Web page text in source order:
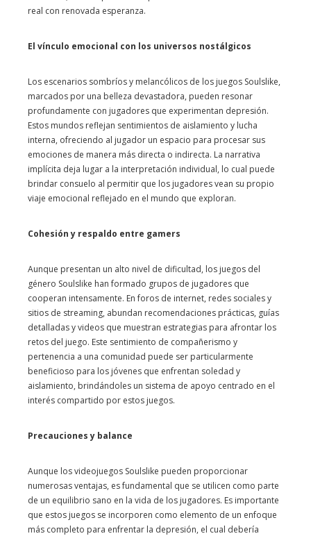
real con renovada esperanza.
El vínculo emocional con los universos nostálgicos
Los escenarios sombríos y melancólicos de los juegos Soulslike,
marcados por una belleza devastadora, pueden resonar
profundamente con jugadores que experimentan depresión.
Estos mundos reflejan sentimientos de aislamiento y lucha
interna, ofreciendo al jugador un espacio para procesar sus
emociones de manera más directa o indirecta. La narrativa
implícita deja lugar a la interpretación individual, lo cual puede
brindar consuelo al permitir que los jugadores vean su propio
viaje emocional reflejado en el mundo que exploran.
Cohesión y respaldo entre gamers
Aunque presentan un alto nivel de dificultad, los juegos del
género Soulslike han formado grupos de jugadores que
cooperan intensamente. En foros de internet, redes sociales y
sitios de streaming, abundan recomendaciones prácticas, guías
detalladas y videos que muestran estrategias para afrontar los
retos del juego. Este sentimiento de compañerismo y
pertenencia a una comunidad puede ser particularmente
beneficioso para los jóvenes que enfrentan soledad y
aislamiento, brindándoles un sistema de apoyo centrado en el
interés compartido por estos juegos.
Precauciones y balance
Aunque los videojuegos Soulslike pueden proporcionar
numerosas ventajas, es fundamental que se utilicen como parte
de un equilibrio sano en la vida de los jugadores. Es importante
que estos juegos se incorporen como elemento de un enfoque
más completo para enfrentar la depresión, el cual debería